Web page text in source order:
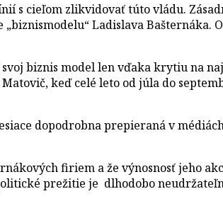
s cieľom zlikvidovať túto vládu.
Ladislava Bašternáka.
biznis model len vďaka krytiu na
keď celé leto od júla do
dopodrobna prepieraná v
firiem a že výnosnosť jeho
prežitie je dlhodobo